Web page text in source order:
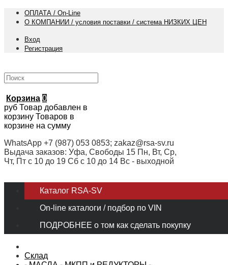
ОПЛАТА / On-Line
О КОМПАНИИ / условия поставки / система НИЗКИХ ЦЕН
Вход
Регистрация
Корзина 0
руб Товар добавлен в
корзину Товаров в
корзине на сумму
WhatsApp +7 (987) 053 0853; zakaz@rsa-sv.ru
Выдача заказов: Уфа, Свободы 15 Пн, Вт, Ср,
Чт, Пт с 10 до 19 Сб с 10 до 14 Вс - выходной
Каталог RSA-SV
On-line каталоги / подбор по VIN
ПОДРОБНЕЕ о том как сделать покупку
Склад